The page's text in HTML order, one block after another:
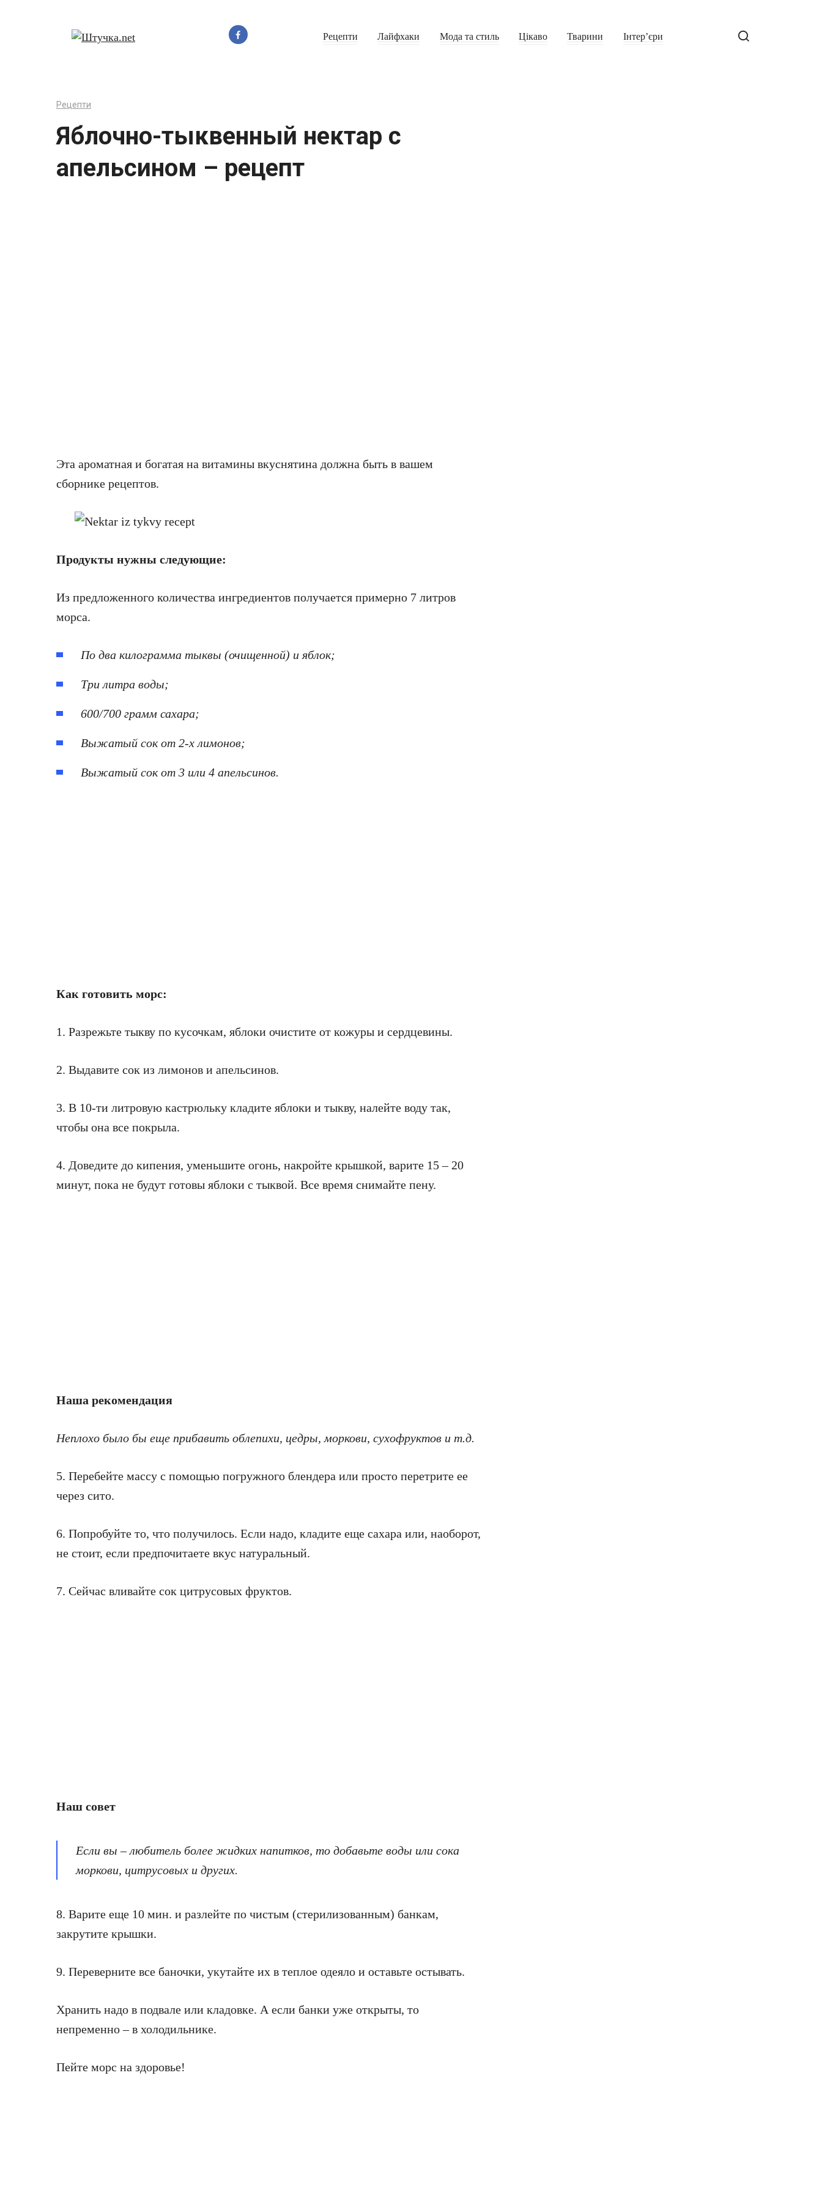
Рецепти Лайфхаки Мода та стиль Цікаво Тварини Інтер’єри
Рецепти
Яблочно-тыквенный нектар с
апельсином – рецепт
Эта ароматная и богатая на витамины вкуснятина должна быть в вашем
сборнике рецептов.
Продукты нужны следующие:
Из предложенного количества ингредиентов получается примерно 7 литров
морса.
По два килограмма тыквы (очищенной) и яблок;
Три литра воды;
600/700 грамм сахара;
Выжатый сок от 2-х лимонов;
Выжатый сок от 3 или 4 апельсинов.
Как готовить морс:
1. Разрежьте тыкву по кусочкам, яблоки очистите от кожуры и сердцевины.
2. Выдавите сок из лимонов и апельсинов.
3. В 10-ти литровую кастрюльку кладите яблоки и тыкву, налейте воду так,
чтобы она все покрыла.
4. Доведите до кипения, уменьшите огонь, накройте крышкой, варите 15 – 20
минут, пока не будут готовы яблоки с тыквой. Все время снимайте пену.
Наша рекомендация
Неплохо было бы еще прибавить облепихи, цедры, моркови, сухофруктов и т.д.
5. Перебейте массу с помощью погружного блендера или просто перетрите ее
через сито.
6. Попробуйте то, что получилось. Если надо, кладите еще сахара или, наоборот,
не стоит, если предпочитаете вкус натуральный.
7. Сейчас вливайте сок цитрусовых фруктов.
Наш совет
Если вы – любитель более жидких напитков, то добавьте воды или сока
моркови, цитрусовых и других.
8. Варите еще 10 мин. и разлейте по чистым (стерилизованным) банкам,
закрутите крышки.
9. Переверните все баночки, укутайте их в теплое одеяло и оставьте остывать.
Хранить надо в подвале или кладовке. А если банки уже открыты, то
непременно – в холодильнике.
Пейте морс на здоровье!